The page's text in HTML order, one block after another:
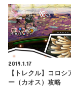
2019.1.17
【トレクル】コロシ
ー（カオス）攻略